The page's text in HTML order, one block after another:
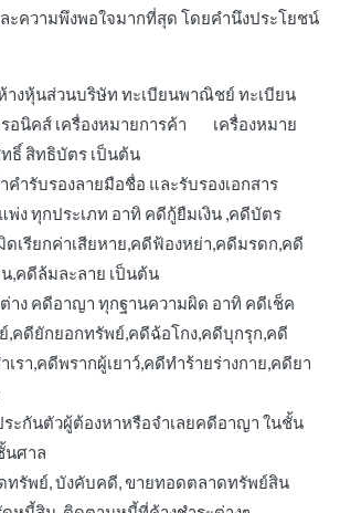
ะความพึงพอใจมากที่สุด โดยคำนึงประโยชน์
างหุ้นส่วนบริษัท ทะเบียนพาณิชย์ ทะเบียน
อนิคส์ เครื่องหมายการค้า เครื่องหมาย
ธิ์ สิทธิบัตร เป็นต้น
ำรับรองลายมือชื่อ และรับรองเอกสาร
พ่ง ทุกประเภท อาทิ คดีกู้ยืมเงิน ,คดีบัตร
ดเรียกค่าเสียหาย,คดีฟ้องหย่า,คดีมรดก,คดี
,คดีล้มละลาย เป็นต้น
าง คดีอาญา ทุกฐานความผิด อาทิ คดีเช็ค
,คดียักยอกทรัพย์,คดีฉ้อโกง,คดีบุกรุก,คดี
รา,คดีพรากผู้เยาว์,คดีทำร้ายร่างกาย,คดียา
ระกันตัวผู้ต้องหาหรือจำเลยคดีอาญา ในชั้น
นศาล
ทรัพย์, บังคับคดี, ขายทอดตลาดทรัพย์สิน